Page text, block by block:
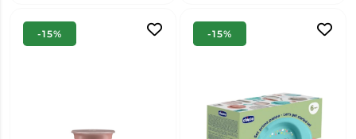
-15% -15%